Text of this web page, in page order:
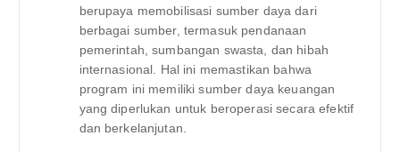
berupaya memobilisasi sumber daya dari
berbagai sumber, termasuk pendanaan
pemerintah, sumbangan swasta, dan hibah
internasional. Hal ini memastikan bahwa
program ini memiliki sumber daya keuangan
yang diperlukan untuk beroperasi secara efektif
dan berkelanjutan.